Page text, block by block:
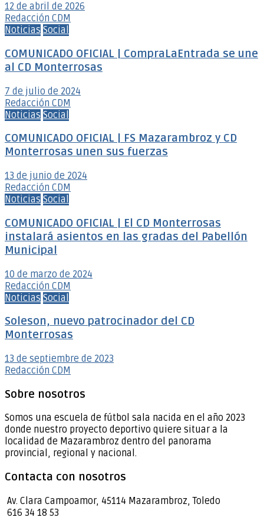
12 de abril de 2026
Redacción CDM
Noticias Social
COMUNICADO OFICIAL | CompraLaEntrada se une
al CD Monterrosas
7 de julio de 2024
Redacción CDM
Noticias Social
COMUNICADO OFICIAL | FS Mazarambroz y CD
Monterrosas unen sus fuerzas
13 de junio de 2024
Redacción CDM
Noticias Social
COMUNICADO OFICIAL | El CD Monterrosas
instalará asientos en las gradas del Pabellón
Municipal
10 de marzo de 2024
Redacción CDM
Noticias Social
Soleson, nuevo patrocinador del CD
Monterrosas
13 de septiembre de 2023
Redacción CDM
Sobre nosotros
Somos una escuela de fútbol sala nacida en el año 2023
donde nuestro proyecto deportivo quiere situar a la
localidad de Mazarambroz dentro del panorama
provincial, regional y nacional.
Contacta con nosotros
Av. Clara Campoamor, 45114 Mazarambroz, Toledo
616 34 18 53